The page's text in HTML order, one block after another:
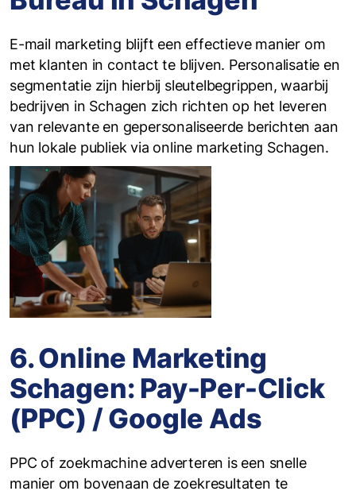
E-mail marketing blijft een effectieve manier om
met klanten in contact te blijven. Personalisatie en
segmentatie zijn hierbij sleutelbegrippen, waarbij
bedrijven in Schagen zich richten op het leveren
van relevante en gepersonaliseerde berichten aan
hun lokale publiek via online marketing Schagen.
6. Online Marketing
Schagen: Pay-Per-Click
(PPC) / Google Ads
PPC of zoekmachine adverteren is een snelle
manier om bovenaan de zoekresultaten te